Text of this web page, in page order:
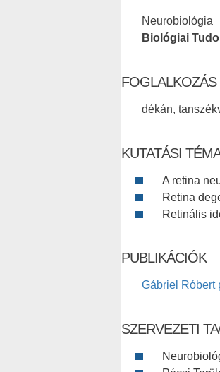
Neurobiológia
Biológiai
FOGLALKOZÁS
dékán,
KUTATÁSI
A retina
Retina
Retinális
PUBLIKÁCIÓK
Gábriel Róbert
SZERVEZETI